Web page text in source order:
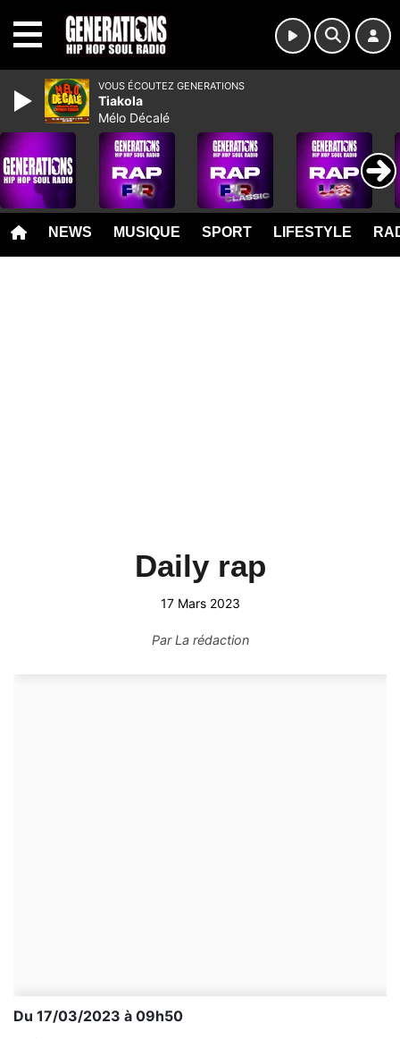
NEWS MUSIQUE SPORT LIFESTYLE
Daily rap
17 Mars 2023
ParLa rédaction
Du 17/03/2023 à 09h50
VOUS ÉCOUTEZ GENERATIONS
Tiakola
Mélo Décalé